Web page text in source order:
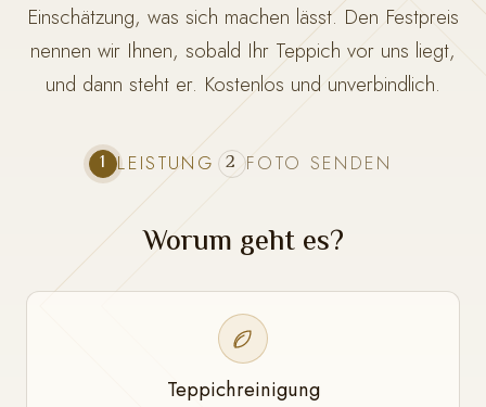
Einschätzung, was sich machen lässt. Den Festpreis
nennen wir Ihnen, sobald Ihr Teppich vor uns liegt,
und dann steht er. Kostenlos und unverbindlich.
1 LEISTUNG 2 FOTO SENDEN
Worum geht es?
Teppichreinigung